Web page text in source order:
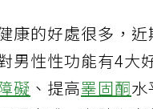
康的好處很多，
男性性功能有4大
礙 、提高睪固酮水